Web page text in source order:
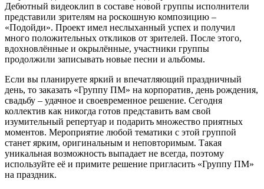
Дебютный видеоклип в составе новой группы исполнители
представили зрителям на роскошную композицию –
«Подойди». Проект имел неслыханный успех и получил
много положительных откликов от зрителей. После этого,
вдохновлённые и окрылённые, участники группы
продолжили записывать новые песни и альбомы.
Если вы планируете яркий и впечатляющий праздничный
день, то заказать «Группу ПМ» на корпоратив, день рождения,
свадьбу – удачное и своевременное решение. Сегодня
коллектив как никогда готов представить вам свой
изумительный репертуар и подарить множество приятных
моментов. Мероприятие любой тематики с этой группой
станет ярким, оригинальным и неповторимым. Такая
уникальная возможность выпадает не всегда, поэтому
используйте её и примите решение пригласить «Группу ПМ»
на праздник.